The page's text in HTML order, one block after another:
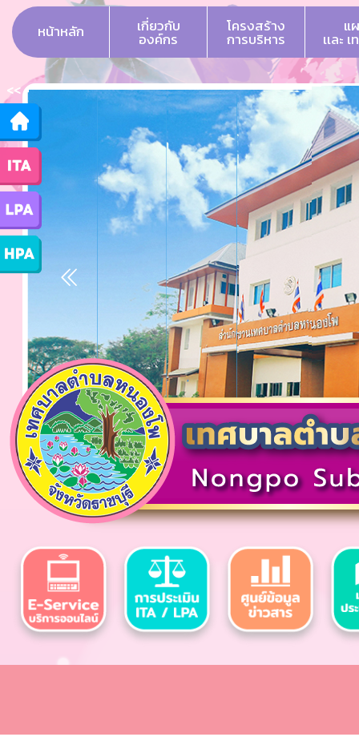
<<
หน้าหลัก เกี่ยวกับ
องค์กร
โครงสร้าง
การบริหาร
แ
เเละ